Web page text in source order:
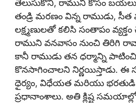
తెలుసుకొని, రాముని కోసం
తండ్రి మరణం విన్న రాముడు,
లక్ష్మణులతో కలిసి సంతాపం వ్యక్తం
రాముని వనవాసం నుంచి తిరిగి
కానీ రాముడు తన ధర్మాన్ని
కొనసాగించాలని నిర్ణయిస్తాడు. ఈ
ధైర్యం, విధేయత మరియు భరతుడి
ప్రధానాంశాలు. అతి క్లిష్ట